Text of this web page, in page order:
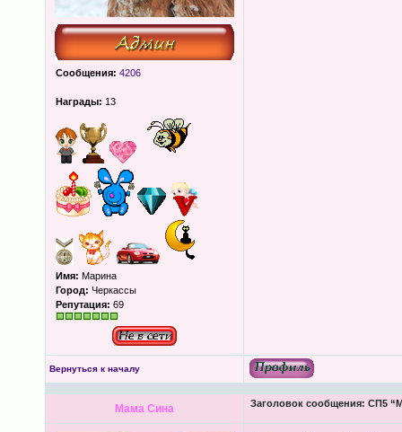
Сообщения: 4206
Награды: 13
Имя: Марина
Город: Черкассы
Репутация: 69
Вернуться к началу
Мама Сина Заголовок сообщения: СП5